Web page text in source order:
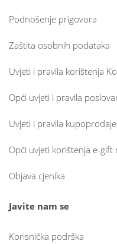
Podnošenje prigovora
Zaštita osobnih podataka
Uvjeti i pravila korištenja
Opći uvjeti i pravila
Uvjeti i pravila
Opći uvjeti korištenja e-gift
Objava cjenika
Javite nam se
Korisnička podrška